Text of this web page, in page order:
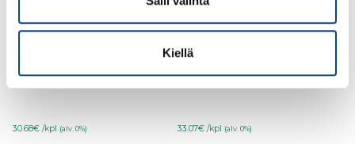
Kiellä
Palosuojalevy
30.68€ /kpl (alv. 0%)
Kipsilevy LF15 15mm
Palosuojalevy
33.07€ /kpl (alv. 0%)